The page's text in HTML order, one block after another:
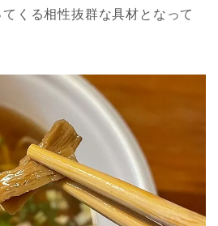
くる相性抜群な具材となって